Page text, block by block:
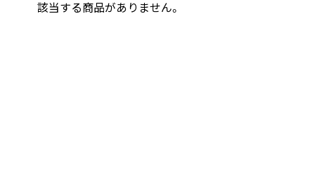
該当する商品がありません。